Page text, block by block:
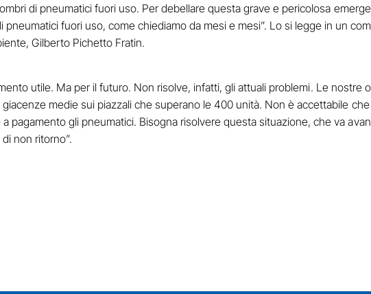
di pneumatici fuori uso. Per debellare questa grave e pericolosa
fuori uso, come chiediamo da mesi e mesi”. Lo si legge in un
Gilberto Pichetto Fratin.
utile. Ma per il futuro. Non risolve, infatti, gli attuali problemi. Le nostre
medie sui piazzali che superano le 400 unità. Non è accettabile
pagamento gli pneumatici. Bisogna risolvere questa situazione, che va
non ritorno”.